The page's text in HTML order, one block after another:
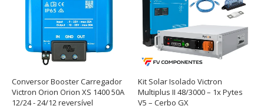
Conversor Booster Carregador
Victron Orion Orion XS 1400 50A
12/24 - 24/12 reversível
Kit Solar Isolado Victron
Multiplus II 48/3000 – 1x Pytes
V5 – Cerbo GX